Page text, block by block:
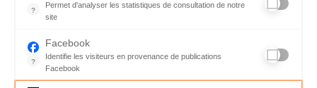
FAQ - réponses à vos questions
Conditions Générales de Service
?
Permet d'analyser les statistiques de consultation de notre
site
?
Facebook
Identifie les visiteurs en provenance de publications
Facebook
Parce que vous ne venez pas tous les jours sur notre site, ce